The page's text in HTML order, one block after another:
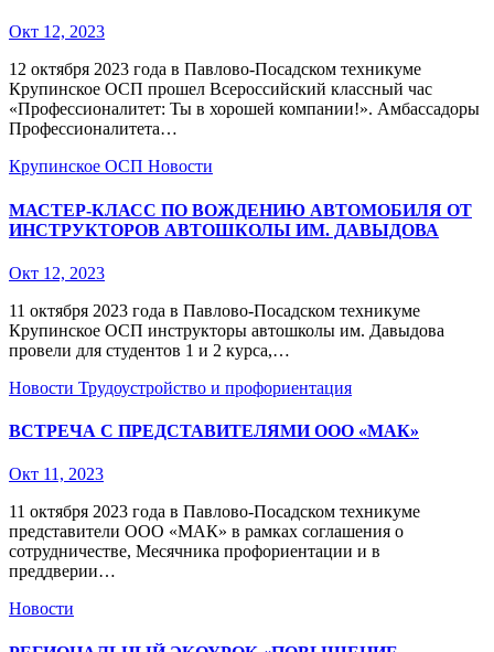
Окт 12, 2023
12 октября 2023 года в Павлово-Посадском техникуме
Крупинское ОСП прошел Всероссийский классный час
«Профессионалитет: Ты в хорошей компании!». Амбассадоры
Профессионалитета…
Крупинское ОСП Новости
МАСТЕР-КЛАСС ПО ВОЖДЕНИЮ АВТОМОБИЛЯ ОТ
ИНСТРУКТОРОВ АВТОШКОЛЫ ИМ. ДАВЫДОВА
Окт 12, 2023
11 октября 2023 года в Павлово-Посадском техникуме
Крупинское ОСП инструкторы автошколы им. Давыдова
провели для студентов 1 и 2 курса,…
Новости Трудоустройство и профориентация
ВСТРЕЧА С ПРЕДСТАВИТЕЛЯМИ ООО «МАК»
Окт 11, 2023
11 октября 2023 года в Павлово-Посадском техникуме
представители ООО «МАК» в рамках соглашения о
сотрудничестве, Месячника профориентации и в
преддверии…
Новости